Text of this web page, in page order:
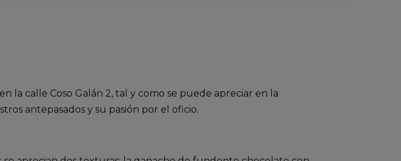
la calle Coso Galán 2, tal y como se puede apreciar en la
antepasados y su pasión por el oficio.